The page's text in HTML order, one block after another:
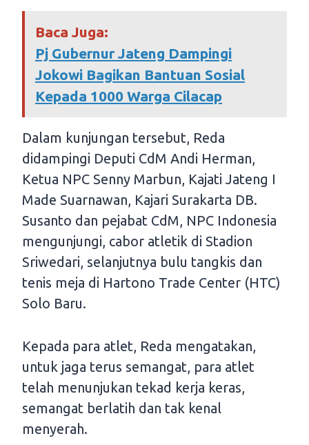
Baca Juga:
Pj Gubernur Jateng Dampingi
Jokowi Bagikan Bantuan Sosial
Kepada 1000 Warga Cilacap
Dalam kunjungan tersebut, Reda
didampingi Deputi CdM Andi Herman,
Ketua NPC Senny Marbun, Kajati Jateng I
Made Suarnawan, Kajari Surakarta DB.
Susanto dan pejabat CdM, NPC Indonesia
mengunjungi, cabor atletik di Stadion
Sriwedari, selanjutnya bulu tangkis dan
tenis meja di Hartono Trade Center (HTC)
Solo Baru.
Kepada para atlet, Reda mengatakan,
untuk jaga terus semangat, para atlet
telah menunjukan tekad kerja keras,
semangat berlatih dan tak kenal
menyerah.